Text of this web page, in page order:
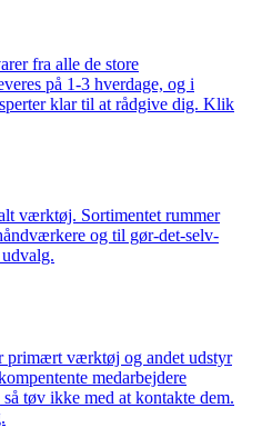
fra alle de store
på 1-3 hverdage, og i
klar til at rådgive dig. Klik
værktøj. Sortimentet rummer
og til gør-det-selv-
primært værktøj og andet udstyr
medarbejdere
tøv ikke med at kontakte dem.